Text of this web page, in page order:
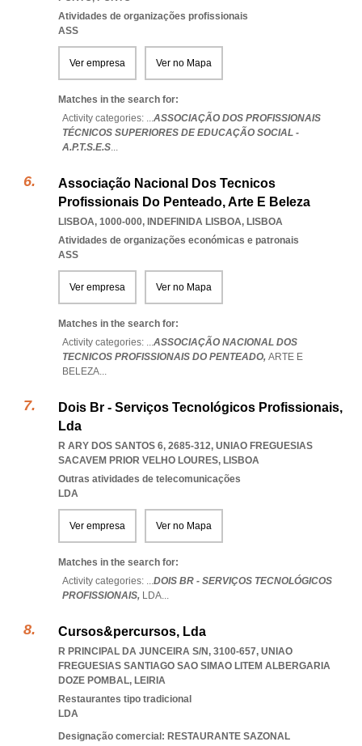
Atividades de organizações profissionais
ASS
Ver empresa Ver no Mapa
Matches in the search for:
Activity categories: ...ASSOCIAÇÃO DOS PROFISSIONAIS
TÉCNICOS SUPERIORES DE EDUCAÇÃO SOCIAL -
A.P.T.S.E.S...
Associação Nacional Dos Tecnicos
Profissionais Do Penteado, Arte E Beleza
LISBOA, 1000-000, INDEFINIDA LISBOA, LISBOA
Atividades de organizações económicas e patronais
ASS
Ver empresa Ver no Mapa
Matches in the search for:
Activity categories: ...ASSOCIAÇÃO NACIONAL DOS
TECNICOS PROFISSIONAIS DO PENTEADO, ARTE E
BELEZA...
Dois Br - Serviços Tecnológicos Profissionais,
Lda
R ARY DOS SANTOS 6, 2685-312, UNIAO FREGUESIAS
SACAVEM PRIOR VELHO LOURES, LISBOA
Outras atividades de telecomunicações
LDA
Ver empresa Ver no Mapa
Matches in the search for:
Activity categories: ...DOIS BR - SERVIÇOS TECNOLÓGICOS
PROFISSIONAIS, LDA...
Cursos&percursos, Lda
R PRINCIPAL DA JUNCEIRA S/N, 3100-657, UNIAO
FREGUESIAS SANTIAGO SAO SIMAO LITEM ALBERGARIA
DOZE POMBAL, LEIRIA
Restaurantes tipo tradicional
LDA
Designação comercial: RESTAURANTE SAZONAL